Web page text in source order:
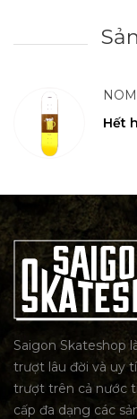
Hết
Saigon Skateshop
trượt lâu đời và uy
trượt trên cả nước
cấp đa dạng các